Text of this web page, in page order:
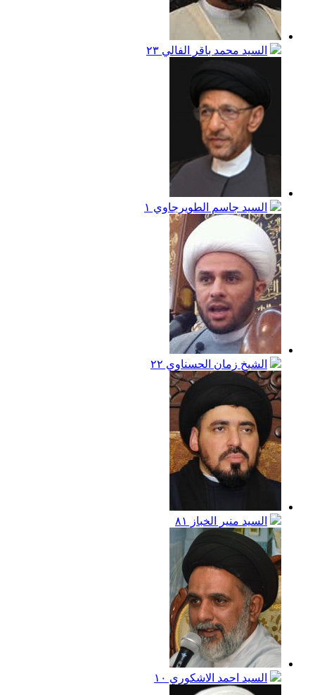
السيد محمد باقر الفالي ٢٣
السيد جاسم الطويرجاوي ١
الشيخ زمان الحسناوي ٢٢
السيد منير الخباز ٨١
السيد احمد الاشكوري ١٠